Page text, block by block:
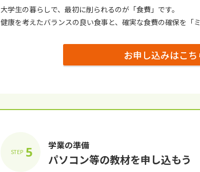
⼤学⽣の暮らしで、最初に削られるのが「⾷費」です。
健康を考えたバランスの良い⾷事と、確実な⾷費の確保を「
お申し込みはこち
STEP 5 学業の準備
パソコン等の教材を申し込もう